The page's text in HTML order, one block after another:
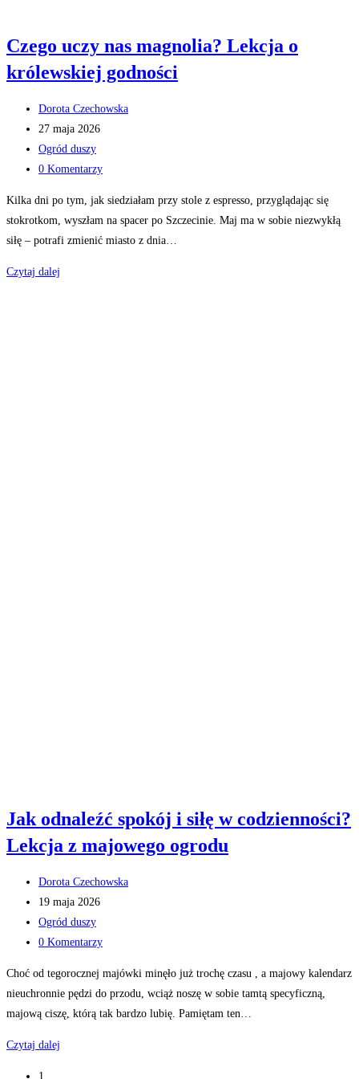
Czego uczy nas magnolia? Lekcja o
królewskiej godności
Post
author:
Dorota Czechowska
Post
published:
27 maja 2026
Post
category:
Ogród duszy
Post
0 Komentarzy
Kilka dni po tym, jak siedziałam przy stole z espresso, przyglądając się
stokrotkom, wyszłam na spacer po Szczecinie. Maj ma w sobie niezwykłą
siłę – potrafi zmienić miasto z dnia…
Czytaj dalej
Jak odnaleźć spokój i siłę w codzienności?
Lekcja z majowego ogrodu
Post
author:
Dorota Czechowska
Post
published:
19 maja 2026
Post
category:
Ogród duszy
Post
0 Komentarzy
Choć od tegorocznej majówki minęło już trochę czasu , a majowy kalendarz
nieuchronnie pędzi do przodu, wciąż noszę w sobie tamtą specyficzną,
majową ciszę, którą tak bardzo lubię. Pamiętam ten…
Czytaj dalej
1